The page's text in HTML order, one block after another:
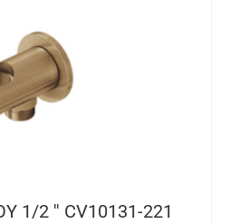
1/2 '' CV10131-221